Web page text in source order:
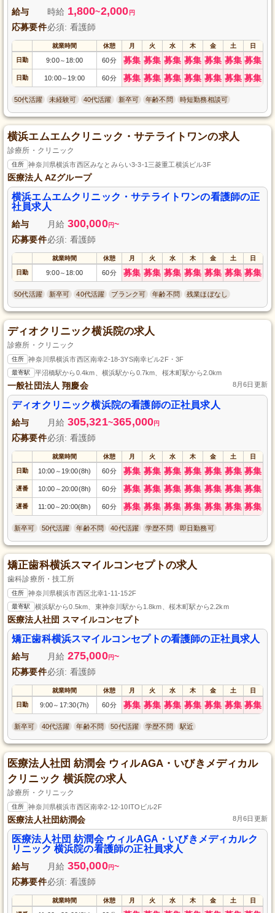
給与 時給 1,800~2,000 円
応募要件必須: 看護師
就業時間 休憩 月 火 水 木 金 土 日
日勤 9:00～ 18:00 60分 募集 募集 募集 募集 募集 募集 募集
日勤 10:00～ 19:00 60分 募集 募集 募集 募集 募集 募集 募集
50代活躍 未経験可 40代活躍 新卒可 年齢不問 時短勤務相談可
横浜エムエムクリニック・サテライトワンの求人
診療所・クリニック
住所 神奈川県横浜市西区みなとみらい3-3-1三菱重工横浜ビル3F
医療法人 AZグループ
横浜エムエムクリニック・サテライトワンの看護師の正
社員求人
給与 月給 300,000円~
応募要件必須: 看護師
就業時間 休憩 月 火 水 木 金 土 日
日勤 9:00～ 18:00 60分 募集 募集 募集 募集 募集 募集 募集
50代活躍 新卒可 40代活躍 ブランク可 年齢不問 残業ほぼなし
ディオクリニック横浜院の求人
診療所・クリニック
住所 神奈川県横浜市西区南幸2-18-3YS南幸ビル2F・3F
最寄駅 平沼橋駅から0.4km、横浜駅から0.7km、桜木町駅から2.0km
一般社団法人 翔慶会 8月6日更新
ディオクリニック横浜院の看護師の正社員求人
給与 月給 305,321~365,000円
応募要件必須: 看護師
就業時間 休憩 月 火 水 木 金 土 日
日勤 10:00 ～ 19:00(8h) 60分 募集 募集 募集 募集 募集 募集 募集
遅番 10:00 ～20:00(8h) 60分 募集 募集 募集 募集 募集 募集 募集
遅番 11:00～20:00(8h) 60分 募集 募集 募集 募集 募集 募集 募集
新卒可 50代活躍 年齢不問 40代活躍 学歴不問 即日勤務可
矯正歯科横浜スマイルコンセプトの求人
歯科診療所・技工所
住所 神奈川県横浜市西区北幸1-11-152F
最寄駅 横浜駅から0.5km、東神奈川駅から1.8km、桜木町駅から2.2km
医療法人社団 スマイルコンセプト
矯正歯科横浜スマイルコンセプトの看護師の正社員求人
給与 月給 275,000円~
応募要件必須: 看護師
就業時間 休憩 月 火 水 木 金 土 日
日勤 9:00～ 17:30(7h) 60分 募集 募集 募集 募集 募集 募集 募集
新卒可 40代活躍 年齢不問 50代活躍 学歴不問 駅近
医療法人社団 紡潤会 ウィルAGA・いびきメディカル
クリニック 横浜院の求人
診療所・クリニック
住所 神奈川県横浜市西区南幸2-12-10ITOビル2F
医療法人社団紡潤会 8月6日更新
医療法人社団 紡潤会 ウィルAGA・いびきメディカルク
リニック 横浜院の看護師の正社員求人
給与 月給 350,000円~
応募要件必須: 看護師
就業時間 休憩 月 火 水 木 金 土 日